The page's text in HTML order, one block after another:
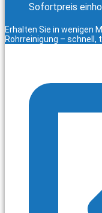
Sofortpreis
Erhalten Sie in wenigen
Rohrreinigung – schnell,